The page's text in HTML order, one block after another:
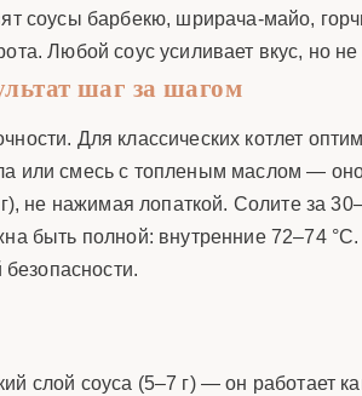
соусы барбекю, шрирача-майо,
Любой соус усиливает вкус, но не
шаг за шагом
Для классических котлет
или смесь с топленым маслом —
не нажимая лопаткой. Солите за
быть полной: внутренние 72–74
слой соуса (5–7 г) — он работает